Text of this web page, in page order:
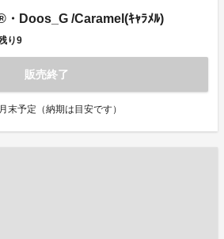
・Doos_G /Caramel(ｷｬﾗﾒﾙ)
り9
販売終了
末予定（納期は目安です）